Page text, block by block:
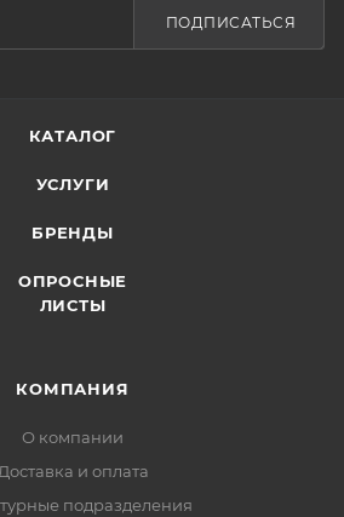
ПОДПИСАТЬСЯ
КАТАЛОГ
УСЛУГИ
БРЕНДЫ
ОПРОСНЫЕ
ЛИСТЫ
КОМПАНИЯ
О компании
Доставка и оплата
подразделения